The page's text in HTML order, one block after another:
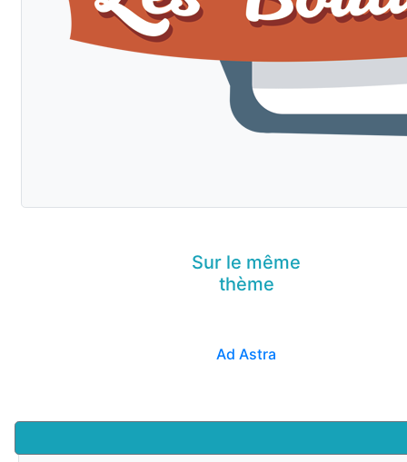
Sur le même
thème
Ad Astra